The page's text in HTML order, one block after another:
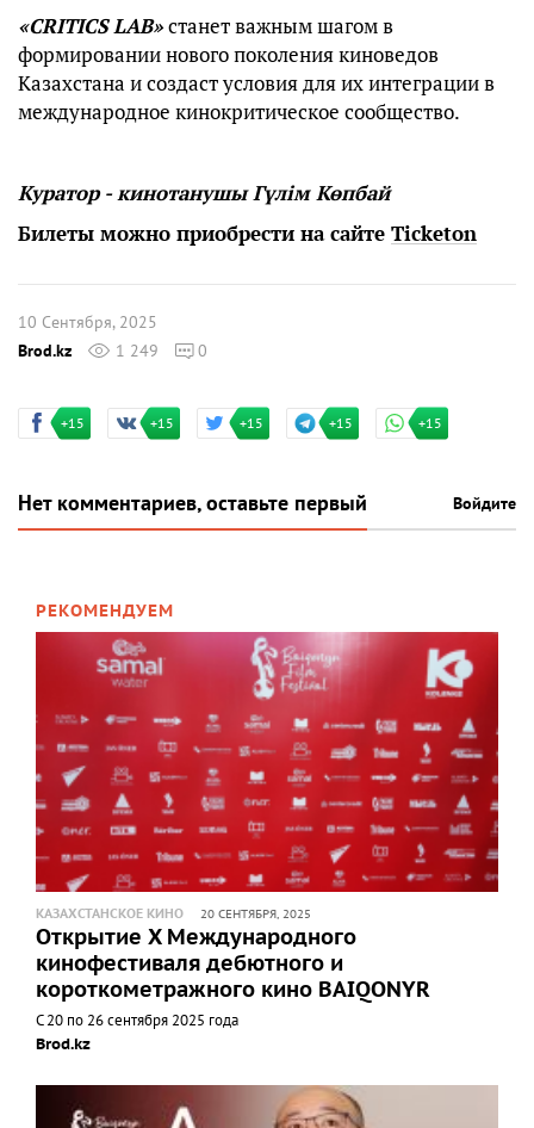
«CRITICS LAB»станет важным шагом в
формировании нового поколения киноведов
Казахстана и создаст условия для их интеграции в
международное кинокритическое сообщество.
Куратор - кинотанушы Гүлім Көпбай
Билеты можно приобрести на сайте Ticketon
10 Сентября, 2025
Brod.kz
1 249 0
+15 +15 +15 +15 +15
Нет комментариев, оставьте первый Войдите
РЕКОМЕНДУЕМ
КАЗАХСТАНСКОЕ КИНО 20 СЕНТЯБРЯ, 2025
Открытие X Международного
кинофестиваля дебютного и
короткометражного кино BAIQONYR
С 20 по 26 сентября 2025 года
Brod.kz